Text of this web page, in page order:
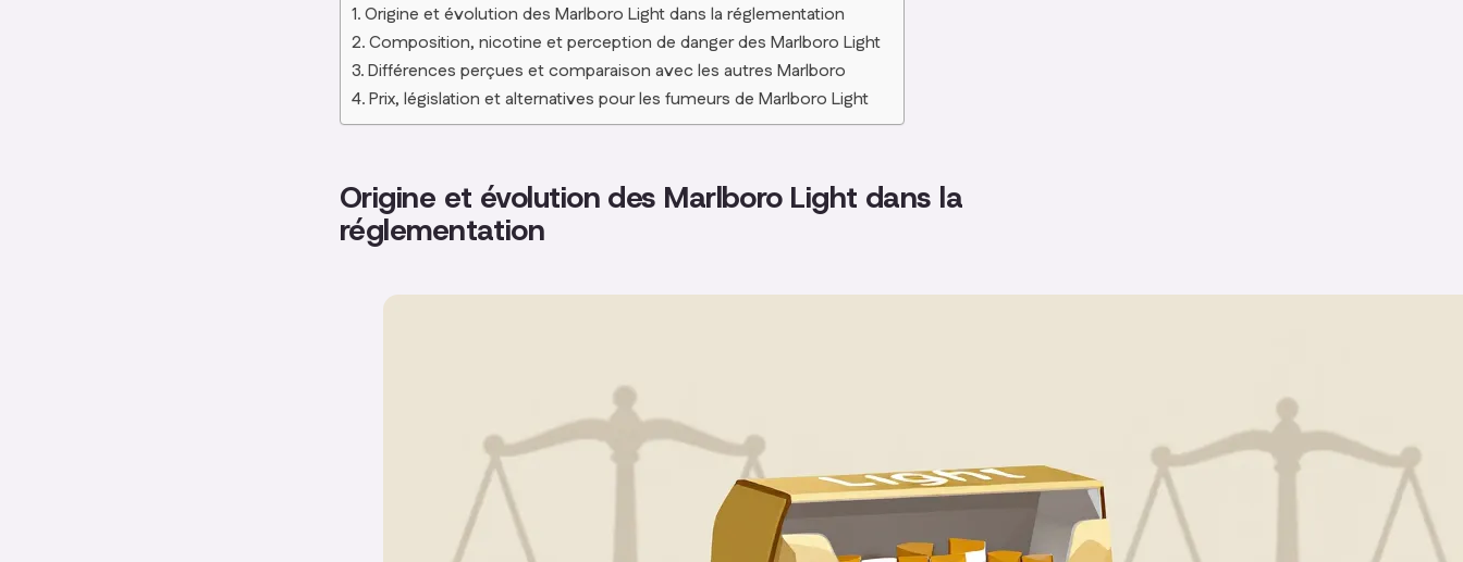
Origine et évolution des Marlboro Light dans la réglementation
Composition, nicotine et perception de danger des Marlboro Light
Différences perçues et comparaison avec les autres Marlboro
Prix, législation et alternatives pour les fumeurs de Marlboro Light
Origine et évolution des Marlboro Light dans la
réglementation